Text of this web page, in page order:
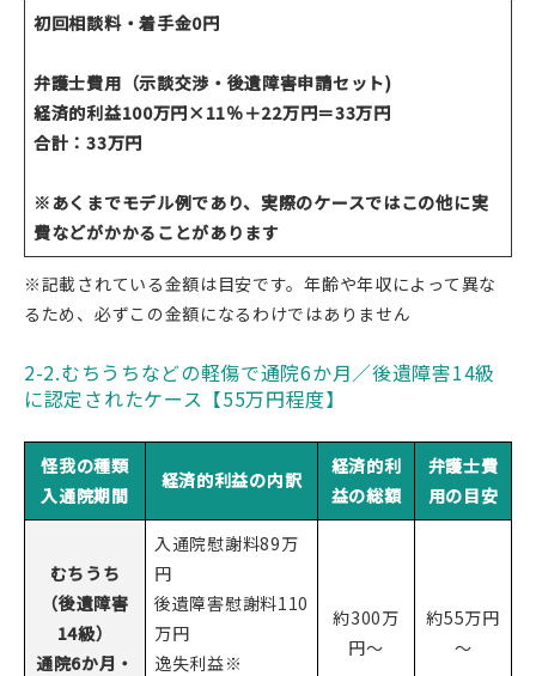
初回相談料・着手金0円
弁護士費用（示談交渉・後遺障害申請セット)
経済的利益100万円×11％＋22万円＝33万円
合計：33万円
※あくまでモデル例であり、実際のケースではこの他に実
費などがかかることがあります
※記載されている金額は目安です。年齢や年収によって異な
るため、必ずこの金額になるわけではありません
2-2.むちうちなどの軽傷で通院6か月／後遺障害14級
に認定されたケース【55万円程度】
怪我の種類
入通院期間
経済的利益の内訳
経済的利
益の総額
弁護士費
用の目安
むちうち
（後遺障害
14級）
通院6か月・
入通院慰謝料89万
円
後遺障害慰謝料110
万円
逸失利益※
約300万
円～
約55万円
～